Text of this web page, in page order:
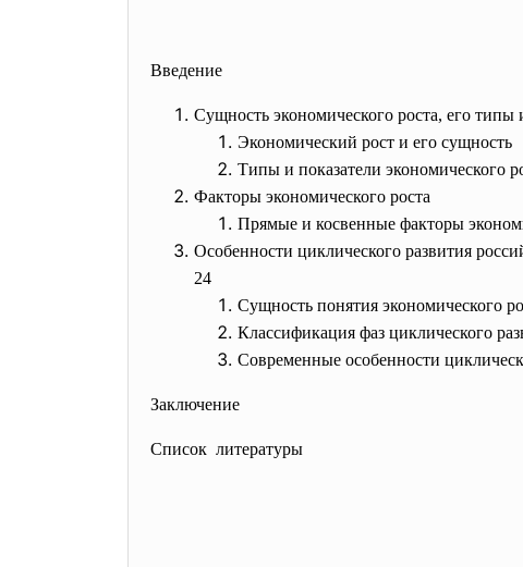
Введение
Сущность экономического роста,
Экономический рост и его
Типы и показатели
Факторы экономического
Прямые и косвенные факторы
Особенности циклического
24
Сущность понятия
Классификация фаз
Современные особенности
Заключение
Список литературы